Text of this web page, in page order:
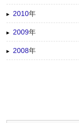
2010年
2009年
2008年